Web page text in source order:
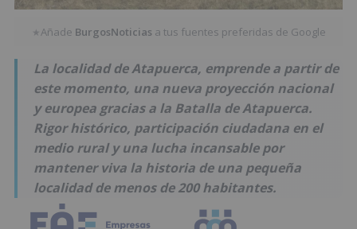
★Añade BurgosNoticias a tus fuentes preferidas de Google
La localidad de Atapuerca, emprende a partir de
este momento, una nueva proyección nacional
y europea gracias a la Batalla de Atapuerca.
Rigor histórico, participación ciudadana en el
medio rural y una lucha incansable por
mantener viva la historia de una pequeña
localidad de menos de 200 habitantes.